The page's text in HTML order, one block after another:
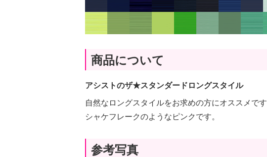
商品について
アシストのザ★スタンダードロングスタイル
自然なロングスタイルをお求めの方にオススメです
シャケフレークのようなピンクです。
参考写真